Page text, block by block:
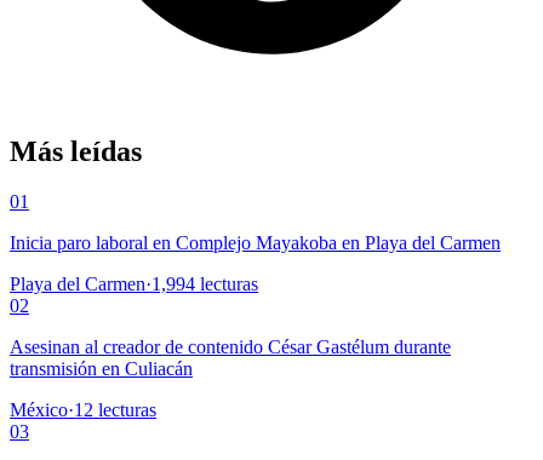
Más leídas
01
Inicia paro laboral en Complejo Mayakoba en Playa del Carmen
Playa del Carmen·1,994 lecturas
02
Asesinan al creador de contenido César Gastélum durante
transmisión en Culiacán
México·12 lecturas
03